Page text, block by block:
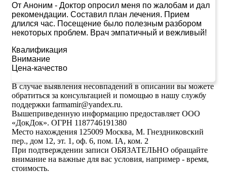
От Аноним - Доктор опросил меня по жалобам и дал
рекомендации. Составил план лечения. Прием
длился час. Посещение было полезным разбором
некоторых проблем. Врач эмпатичный и вежливый!
Квалификация
Внимание
Цена-качество
В случае выявления несовпадений в описании вы можете
обратиться за консультацией и помощью в нашу службу
поддержки farmamir@yandex.ru.
Вышеприведенную информацию предоставляет ООО
«ДокДок». ОГРН 1187746191380
Место нахождения 125009 Москва, М. Гнездниковский
пер., дом 12, эт. 1, оф. 6, пом. IA, ком. 2
При подтверждении записи ОБЯЗАТЕЛЬНО обращайте
внимание на важные для вас условия, например - время,
стоимость.